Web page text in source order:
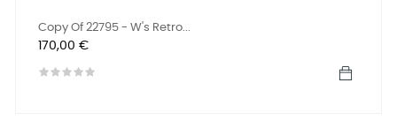
Copy Of 22795 - W's Retro...
Preis
170,00 €